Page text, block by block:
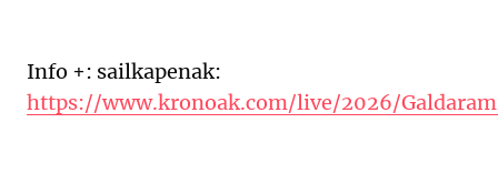
Info +: sailkapenak:
https://www.kronoak.com/live/2026/